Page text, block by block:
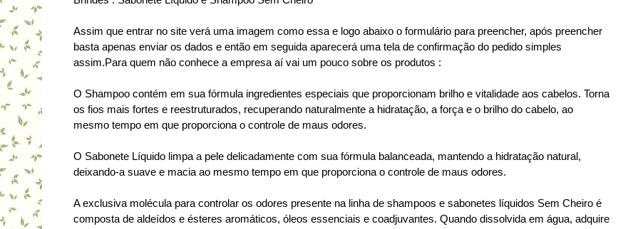
Assim que entrar no site verá uma imagem como essa e logo abaixo o formulário para preencher, após preencher
basta apenas enviar os dados e então em seguida aparecerá uma tela de confirmação do pedido simples
assim.Para quem não conhece a empresa aí vai um pouco sobre os produtos :
O Shampoo contém em sua fórmula ingredientes especiais que proporcionam brilho e vitalidade aos cabelos. Torna
os fios mais fortes e reestruturados, recuperando naturalmente a hidratação, a força e o brilho do cabelo, ao
mesmo tempo em que proporciona o controle de maus odores.
O Sabonete Líquido limpa a pele delicadamente com sua fórmula balanceada, mantendo a hidratação natural,
deixando-a suave e macia ao mesmo tempo em que proporciona o controle de maus odores.
A exclusiva molécula para controlar os odores presente na linha de shampoos e sabonetes líquidos Sem Cheiro é
composta de aldeídos e ésteres aromáticos, óleos essenciais e coadjuvantes. Quando dissolvida em água, adquire